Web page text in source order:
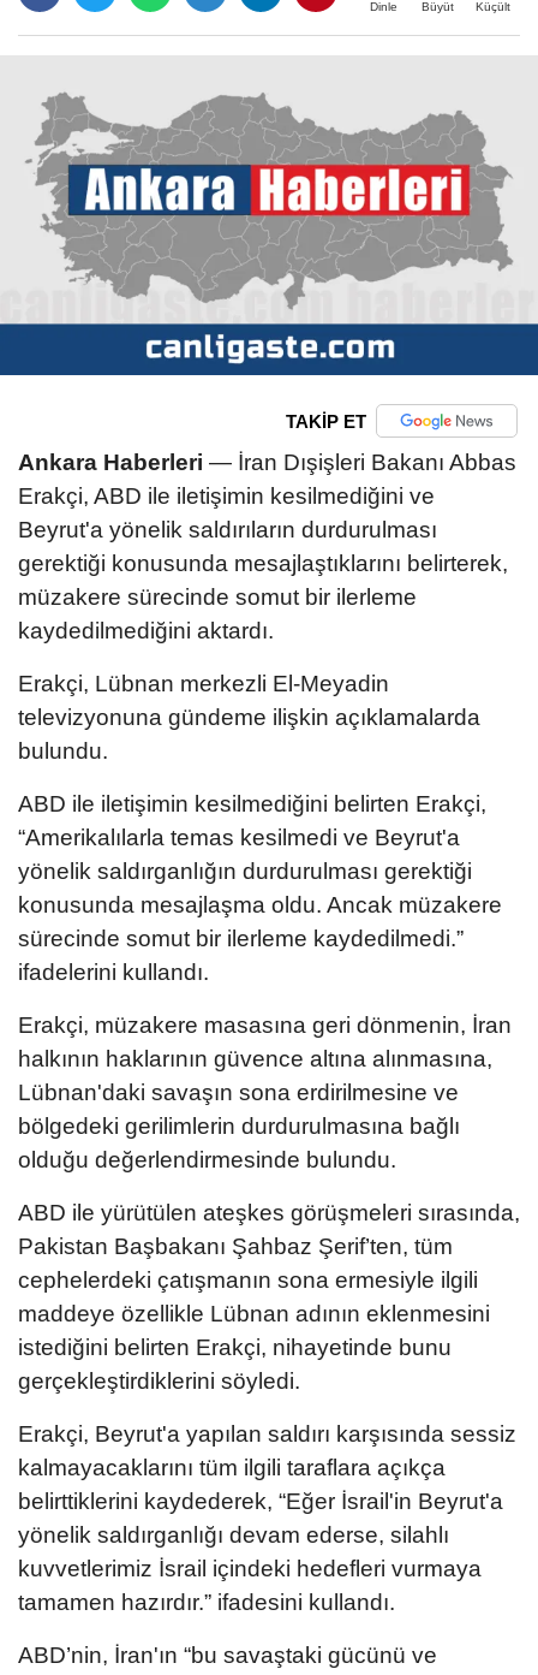
Dinle Büyüt Küçült
TAKİP ET
Ankara Haberleri — İran Dışişleri Bakanı Abbas
Erakçi, ABD ile iletişimin kesilmediğini ve
Beyrut'a yönelik saldırıların durdurulması
gerektiği konusunda mesajlaştıklarını belirterek,
müzakere sürecinde somut bir ilerleme
kaydedilmediğini aktardı.
Erakçi, Lübnan merkezli El-Meyadin
televizyonuna gündeme ilişkin açıklamalarda
bulundu.
ABD ile iletişimin kesilmediğini belirten Erakçi,
“Amerikalılarla temas kesilmedi ve Beyrut'a
yönelik saldırganlığın durdurulması gerektiği
konusunda mesajlaşma oldu. Ancak müzakere
sürecinde somut bir ilerleme kaydedilmedi.”
ifadelerini kullandı.
Erakçi, müzakere masasına geri dönmenin, İran
halkının haklarının güvence altına alınmasına,
Lübnan'daki savaşın sona erdirilmesine ve
bölgedeki gerilimlerin durdurulmasına bağlı
olduğu değerlendirmesinde bulundu.
ABD ile yürütülen ateşkes görüşmeleri sırasında,
Pakistan Başbakanı Şahbaz Şerif’ten, tüm
cephelerdeki çatışmanın sona ermesiyle ilgili
maddeye özellikle Lübnan adının eklenmesini
istediğini belirten Erakçi, nihayetinde bunu
gerçekleştirdiklerini söyledi.
Erakçi, Beyrut'a yapılan saldırı karşısında sessiz
kalmayacaklarını tüm ilgili taraflara açıkça
belirttiklerini kaydederek, “Eğer İsrail'in Beyrut'a
yönelik saldırganlığı devam ederse, silahlı
kuvvetlerimiz İsrail içindeki hedefleri vurmaya
tamamen hazırdır.” ifadesini kullandı.
ABD’nin, İran'ın “bu savaştaki gücünü ve